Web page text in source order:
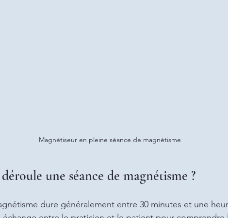
Magnétiseur en pleine séance de magnétisme
une séance de magnétisme ?
dure généralement entre 30 minutes et une